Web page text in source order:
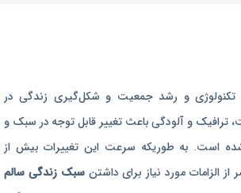
تکنولوژی و رشد جمعیت و شکل‌گیری زندگی‌ در
ترافیک و آلودگی باعث تغییر قابل توجه در سبک و
است. به طوریکه سرعت این تغییرات بیش از
الزامات مورد نیاز برای داشتنسبک زندگی سالم